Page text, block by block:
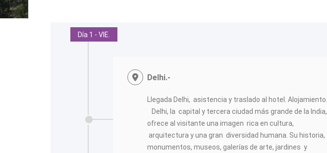
Día 1 - VIE.
Delhi.-
Llegada Delhi, asistencia y traslado al hotel. Alojamiento.
Delhi, la capital y tercera ciudad más grande de la India,
ofrece al visitante una imagen rica en cultura,
arquitectura y una gran diversidad humana. Su historia,
monumentos, museos, galerías de arte, jardines y